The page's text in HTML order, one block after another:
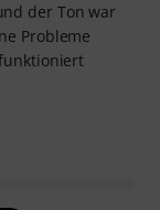
der Ton war
Probleme